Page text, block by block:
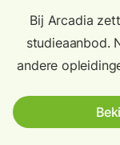
Bij Arcadia
studieaanbod.
andere